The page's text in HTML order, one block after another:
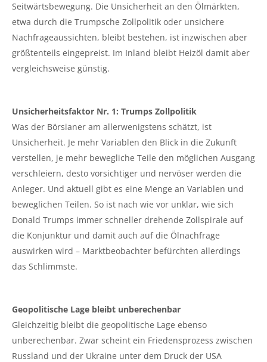
Seitwärtsbewegung. Die Unsicherheit an den Ölmärkten,
etwa durch die Trumpsche Zollpolitik oder unsichere
Nachfrageaussichten, bleibt bestehen, ist inzwischen aber
größtenteils eingepreist. Im Inland bleibt Heizöl damit aber
vergleichsweise günstig.
Unsicherheitsfaktor Nr. 1: Trumps Zollpolitik
Was der Börsianer am allerwenigstens schätzt, ist
Unsicherheit. Je mehr Variablen den Blick in die Zukunft
verstellen, je mehr bewegliche Teile den möglichen Ausgang
verschleiern, desto vorsichtiger und nervöser werden die
Anleger. Und aktuell gibt es eine Menge an Variablen und
beweglichen Teilen. So ist nach wie vor unklar, wie sich
Donald Trumps immer schneller drehende Zollspirale auf
die Konjunktur und damit auch auf die Ölnachfrage
auswirken wird – Marktbeobachter befürchten allerdings
das Schlimmste.
Geopolitische Lage bleibt unberechenbar
Gleichzeitig bleibt die geopolitische Lage ebenso
unberechenbar. Zwar scheint ein Friedensprozess zwischen
Russland und der Ukraine unter dem Druck der USA